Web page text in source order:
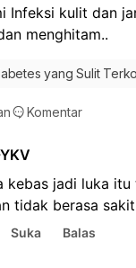
otak. Ini juga
dan
gula darah tinggi
untuk
Infeksi kulit dan
menghitam..
yang Sulit
Komentar
kebas jadi luka
tidak berasa
Suka Balas